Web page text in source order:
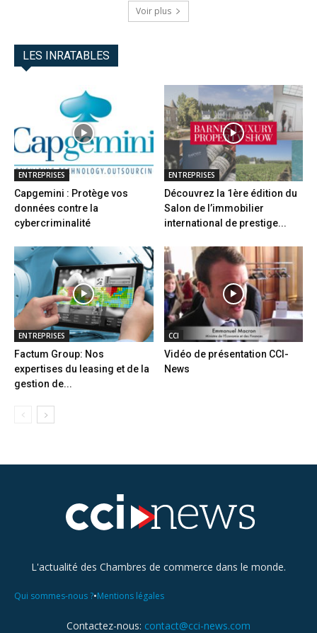
Voir plus
LES INRATABLES
ENTREPRISES
Capgemini : Protège vos
données contre la
cybercriminalité
ENTREPRISES
Découvrez la 1ère édition du
Salon de l’immobilier
international de prestige...
ENTREPRISES
Factum Group: Nos
expertises du leasing et de la
gestion de...
CCI
Vidéo de présentation CCI-
News
L'actualité des Chambres de commerce dans le monde.
Qui sommes-nous ?•Mentions légales
Contactez-nous: contact@cci-news.com